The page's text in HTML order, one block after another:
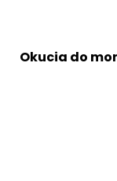
Okucia do